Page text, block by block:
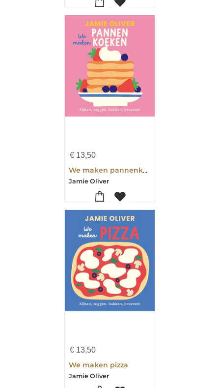
€ 13,50
We maken pannenkoeken
Jamie Oliver
€ 13,50
We maken pizza
Jamie Oliver